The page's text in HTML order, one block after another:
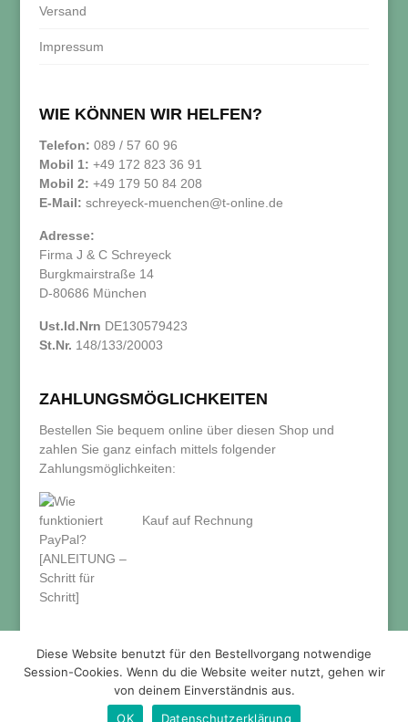
Versand
Impressum
WIE KÖNNEN WIR HELFEN?
Telefon: 089 / 57 60 96
Mobil 1: +49 172 823 36 91
Mobil 2: +49 179 50 84 208
E-Mail: schreyeck-muenchen@t-online.de
Adresse:
Firma J & C Schreyeck
Burgkmairstraße 14
D-80686 München
Ust.Id.Nrn DE130579423
St.Nr. 148/133/20003
ZAHLUNGSMÖGLICHKEITEN
Bestellen Sie bequem online über diesen Shop und
zahlen Sie ganz einfach mittels folgender
Zahlungsmöglichkeiten:
Kauf auf Rechnung
Diese Website benutzt für den Bestellvorgang notwendige
Session-Cookies. Wenn du die Website weiter nutzt, gehen wir
von deinem Einverständnis aus.
OK
Datenschutzerklärung